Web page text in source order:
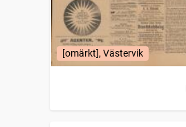
[omärkt], Västervik